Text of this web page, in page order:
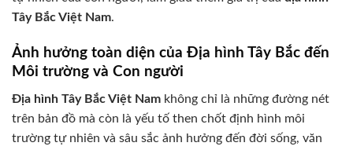
Tây Bắc Việt Nam.
Ảnh hưởng toàn diện của Địa hình Tây Bắc đến
Môi trường và Con người
Địa hình Tây Bắc Việt Nam không chỉ là những đường nét
trên bản đồ mà còn là yếu tố then chốt định hình môi
trường tự nhiên và sâu sắc ảnh hưởng đến đời sống, văn